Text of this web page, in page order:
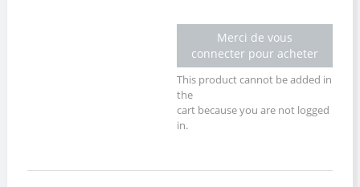
Merci de vous
connecter pour acheter
This product cannot be added in
the
cart because you are not logged
in.